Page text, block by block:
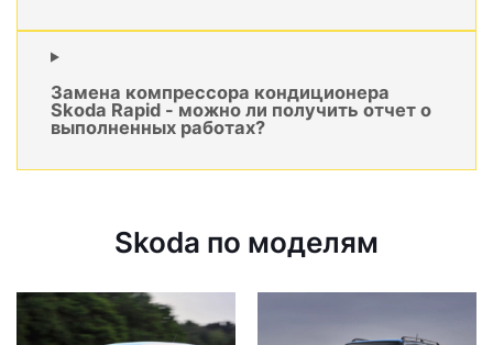
Замена компрессора кондиционера
Skoda Rapid - можно ли получить отчет о
выполненных работах?
Skoda по моделям